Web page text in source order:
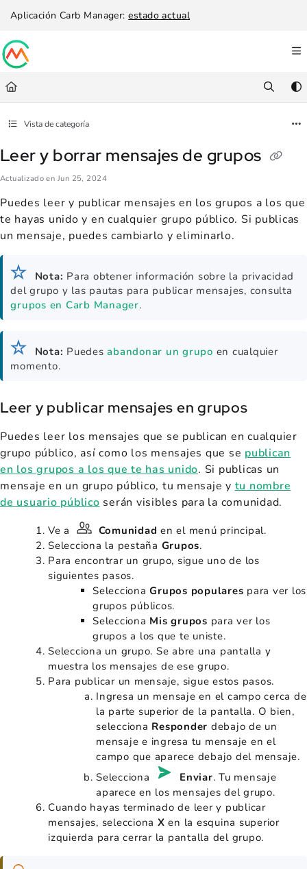
Documentation Index
Use this file to discover all available pages before exploring further.
Aplicación Carb Manager:estado actual
Vista de categoría
Leer y borrar mensajes de grupos
Actualizado en Jun 25, 2024
Puedes leer y publicar mensajes en los grupos a los que
te hayas unido y en cualquier grupo público. Si publicas
un mensaje, puedes cambiarlo y eliminarlo.
Nota: Para obtener información sobre la privacidad
del grupo y las pautas para publicar mensajes, consulta
grupos en Carb Manager.
Nota: Puedesabandonar un grupo en cualquier
momento.
Leer y publicar mensajes en grupos
Puedes leer los mensajes que se publican en cualquier
grupo público, así como los mensajes que se publican
en los grupos a los que te has unido. Si publicas un
mensaje en un grupo público, tu mensaje y tu nombre
de usuario público serán visibles para la comunidad.
Ve a Comunidad en el menú principal.
Selecciona la pestaña Grupos.
Para encontrar un grupo, sigue uno de los
siguientes pasos.
SeleccionaGrupos populares para ver los
grupos públicos.
Selecciona Mis grupos para ver los
grupos a los que te uniste.
Selecciona un grupo. Se abre una pantalla y
muestra los mensajes de ese grupo.
Para publicar un mensaje, sigue estos pasos.
Ingresa un mensaje en el campo cerca de
la parte superior de la pantalla. O bien,
selecciona Responder debajo de un
mensaje e ingresa tu mensaje en el
campo que aparece debajo del mensaje.
Selecciona
Enviar. Tu mensaje
aparece en los mensajes del grupo.
Cuando hayas terminado de leer y publicar
mensajes, selecciona X en la esquina superior
izquierda para cerrar la pantalla del grupo.